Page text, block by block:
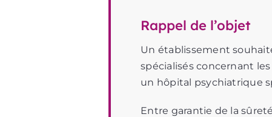
Rappel de l’objet
Un établissement
spécialisés concernant
un hôpital psychiatrique
Entre garantie de la